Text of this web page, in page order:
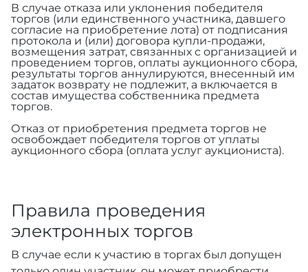
В случае отказа или уклонения победителя
торгов (или единственного участника, давшего
согласие на приобретение лота) от подписания
протокола и (или) договора купли-продажи,
возмещения затрат, связанных с организацией и
проведением торгов, оплаты аукционного сбора,
результаты торгов аннулируются, внесенный им
задаток возврату не подлежит, а включается в
состав имущества собственника предмета
торгов.
Отказ от приобретения предмета торгов не
освобождает победителя торгов от уплаты
аукционного сбора (оплата услуг аукциониста).
Правила проведения
электронных торгов
В случае если к участию в торгах был допущен